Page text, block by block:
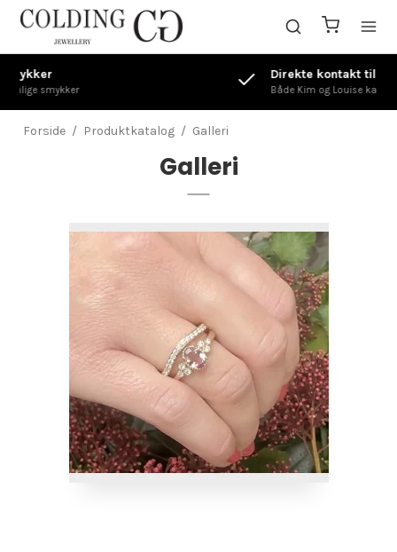
Direkte kontakt til Guldsmed
Både Kim og Louise kan hjælpe dig videre
Forside / Produktkatalog / Galleri
Galleri